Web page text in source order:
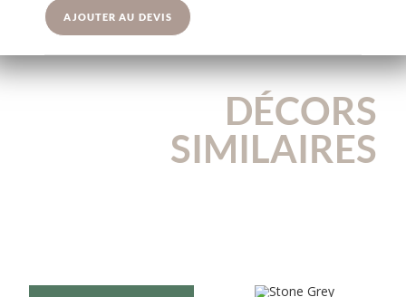
AJOUTER AU DEVIS
DÉCORS
SIMILAIRES